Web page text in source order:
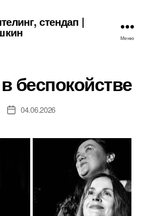
стендап |
Меню
беспокойстве
Дата04.06.2026